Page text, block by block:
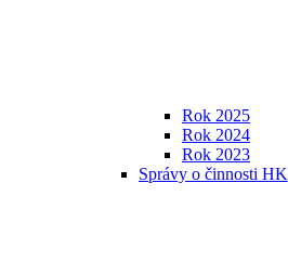
Rok 2025
Rok 2024
Rok 2023
Správy o činnosti HK